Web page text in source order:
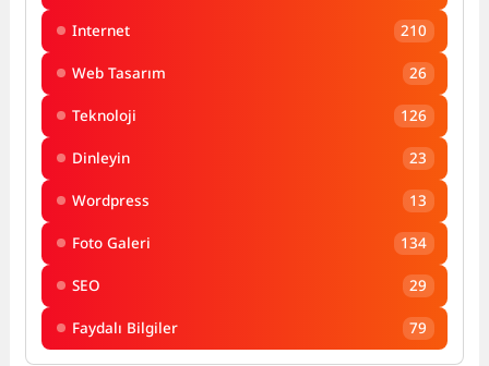
Internet 210
Web Tasarım 26
Teknoloji 126
Dinleyin 23
Wordpress 13
Foto Galeri 134
SEO 29
Faydalı Bilgiler 79